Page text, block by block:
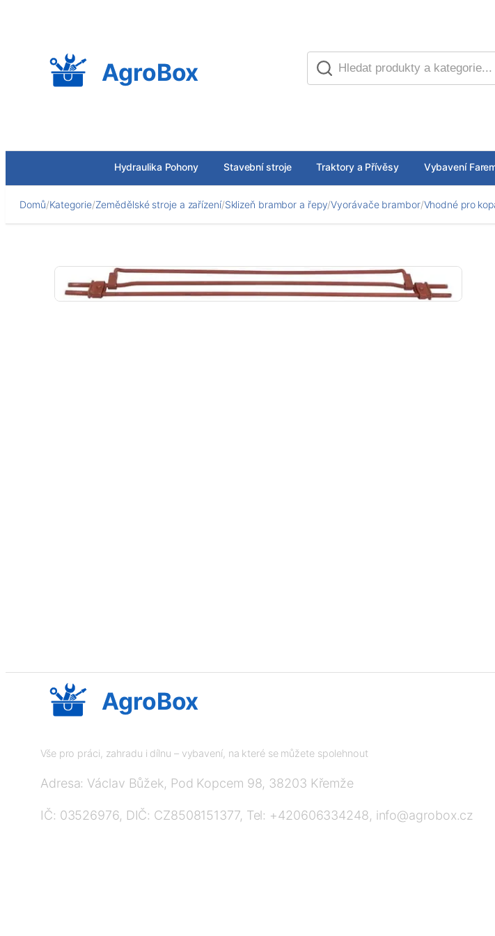
AgroBox
Hydraulika Pohony Stavební stroje Traktory a Přívěsy Vybavení
Domů/Kategorie/Zemědělské stroje a zařízení/Sklizeň brambor a řepy/Vyorávače brambor/Vhodné pro
AgroBox
Vše pro práci, zahradu i dílnu – vybavení, na které se můžete spolehnout
Adresa: Václav Bůžek, Pod Kopcem 98, 38203 Křemže
IČ: 03526976, DIČ: CZ8508151377, Tel: +420606334248, info@agrobox.cz